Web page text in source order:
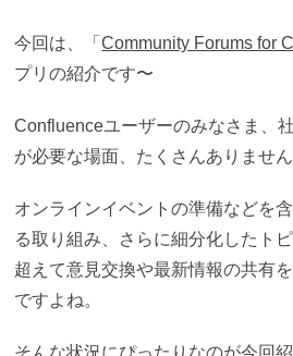
今回は、「Community Forums for
プリの紹介です〜
Confluenceユーザーのみなさま、
が必要な場面、たくさんありません
オンラインイベントの準備などを
る取り組み、さらに細分化したト
超えて意見交換や最新情報の共有
ですよね。
そんな状況にぴったりなのが今回